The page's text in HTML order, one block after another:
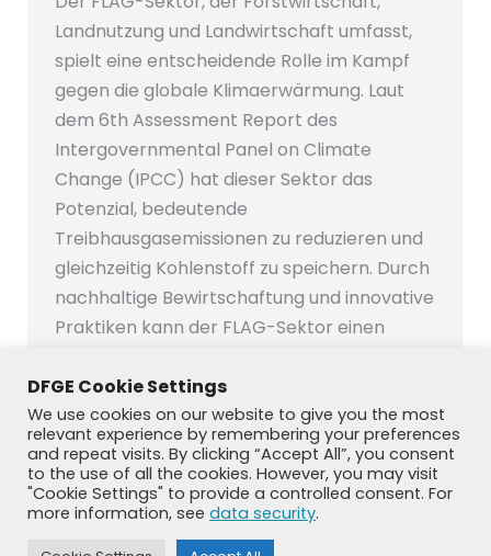
Landnutzung und Landwirtschaft umfasst,
spielt eine entscheidende Rolle im Kampf
gegen die globale Klimaerwärmung. Laut
dem 6th Assessment Report des
Intergovernmental Panel on Climate
Change (IPCC) hat dieser Sektor das
Potenzial, bedeutende
Treibhausgasemissionen zu reduzieren und
gleichzeitig Kohlenstoff zu speichern. Durch
nachhaltige Bewirtschaftung und innovative
Praktiken kann der FLAG-Sektor einen
← 1 2 3 4 5 … 9 →
DFGE Cookie Settings
We use cookies on our website to give you the most
relevant experience by remembering your preferences
and repeat visits. By clicking “Accept All”, you consent
to the use of all the cookies. However, you may visit
"Cookie Settings" to provide a controlled consent. For
more information, see data security.